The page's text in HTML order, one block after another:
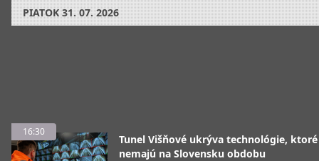
PIATOK 31. 07. 2026
16:30
Tunel Višňové ukrýva technológie, ktoré
nemajú na Slovensku obdobu